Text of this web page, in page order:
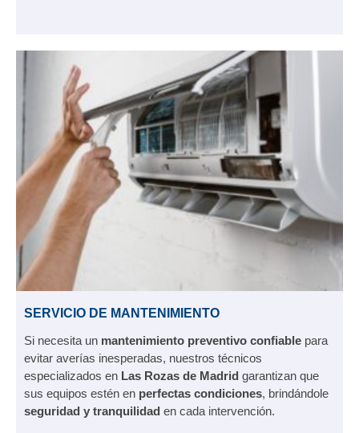
SERVICIO DE MANTENIMIENTO
Si necesita un mantenimiento preventivo confiable para
evitar averías inesperadas, nuestros técnicos
especializados en Las Rozas de Madrid garantizan que
sus equipos estén en perfectas condiciones, brindándole
seguridad y tranquilidad en cada intervención.